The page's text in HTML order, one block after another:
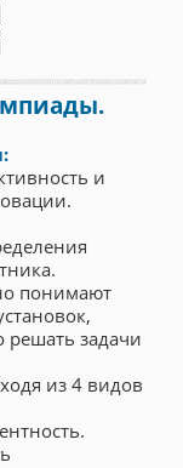
и
понимают
задачи
из 4 видов